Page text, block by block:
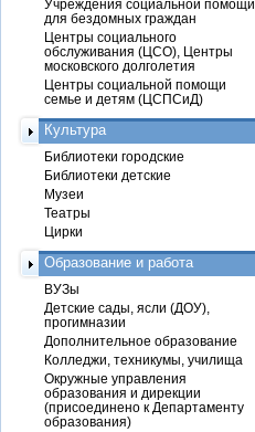
Учреждения социальной помощи
для бездомных граждан
Центры социального
обслуживания (ЦСО), Центры
московского долголетия
Центры социальной помощи
семье и детям (ЦСПСиД)
Культура
Библиотеки городские
Библиотеки детские
Музеи
Театры
Цирки
Образование и работа
ВУЗы
Детские сады, ясли (ДОУ),
прогимназии
Дополнительное образование
Колледжи, техникумы, училища
Окружные управления
образования и дирекции
(присоединено к Департаменту
образования)